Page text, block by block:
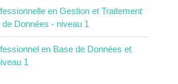
en Gestion et Traitement
Données - niveau 1
en Base de Données et
1